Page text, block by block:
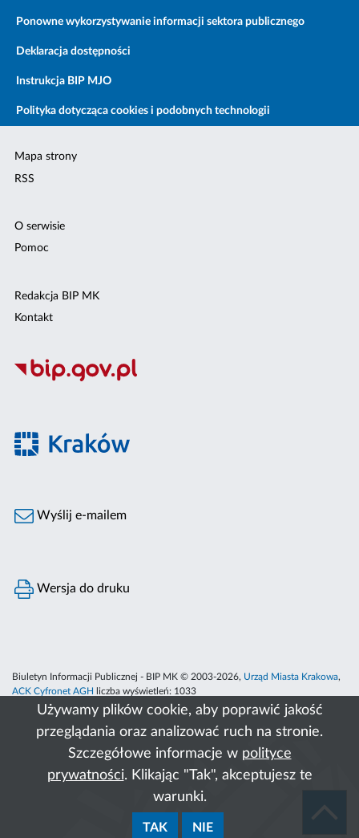
Używamy plików cookie, aby poprawić jakość
przeglądania oraz analizować ruch na stronie.
Szczegółowe informacje w polityce
prywatności. Klikając "Tak", akceptujesz te
warunki.
TAK NIE
Ponowne wykorzystywanie informacji sektora publicznego
Deklaracja dostępności
Instrukcja BIP MJO
Polityka dotycząca cookies i podobnych technologii
Mapa strony
RSS
O serwisie
Pomoc
Redakcja BIP MK
Kontakt
Wyślij e-mailem
Wersja do druku
Biuletyn Informacji Publicznej - BIP MK © 2003-2026, Urząd Miasta Krakowa,
ACK Cyfronet AGH
liczba wyświetleń: 1033